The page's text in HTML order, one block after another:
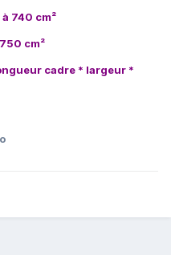
740 cm²
cm²
cadre * largeur *